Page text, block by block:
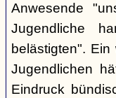
Anwesende
Jugendliche
belästigten".
Jugendlichen
Eindruck